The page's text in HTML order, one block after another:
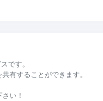
です。
有することができます。
い！